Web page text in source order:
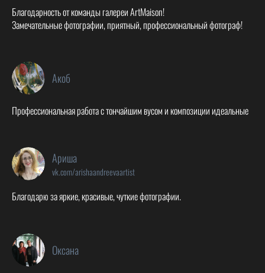
Благодарность от команды галереи ArtMaison!
Замечательные фотографии, приятный, профессиональный фотограф!
Акоб
Профессиональная работа с тончайшим вусом и композиции идеальные
Ариша
vk.com/arishaandreevaartist
Благодарю за яркие, красивые, чуткие фотографии.
Оксана